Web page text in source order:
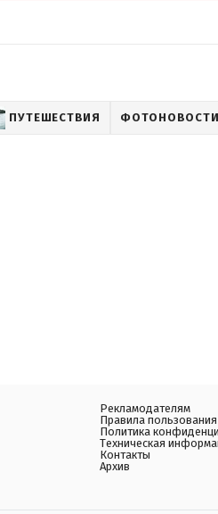
ПУТЕШЕСТВИЯ ФОТОНОВОСТИ
Рекламодателям
Правила пользования
Политика
Техническая
Контакты
Архив